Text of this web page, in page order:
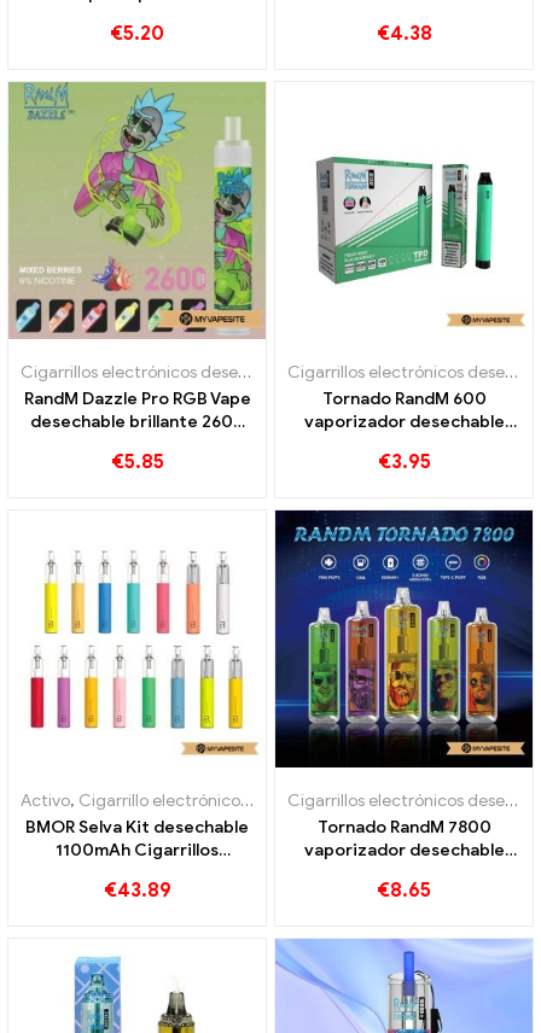
€5.20 €4.38
Cigarrillos electrónicos desechables
RandM Dazzle Pro RGB Vape
desechable brillante 2600
€5.85
Cigarrillos electrónicos desechables
Tornado RandM 600
vaporizador desechable
€3.95
Activo, Cigarrillo electrónico desechable con nicotina. ,Cigarrillos
BMOR Selva Kit desechable
1100mAh Cigarrillos
Personalizado
€43.89
Cigarrillos electrónicos desechables
Tornado RandM 7800
vaporizador desechable
€8.65